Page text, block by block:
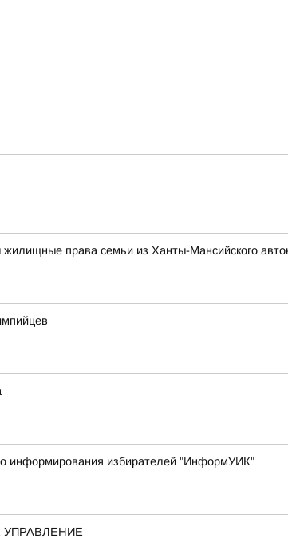
права семьи из Ханты-Мансийского
информирования избирателей "ИнформУИК"